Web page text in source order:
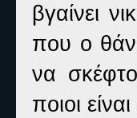
βγαίνει
που ο
να
ποιοι